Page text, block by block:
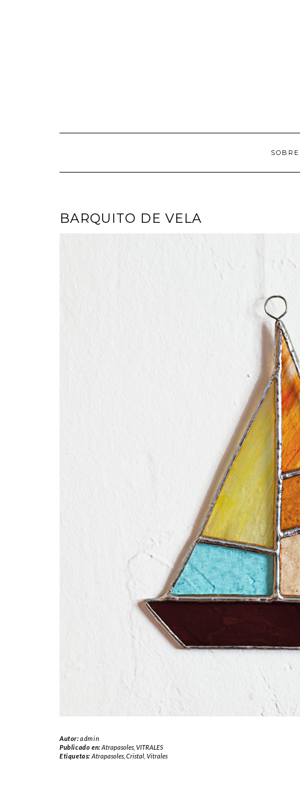
BARQUITO DE VELA
Autor:admin
Publicado en:Atrapasoles ,VITRALES
Etiquetas: Atrapasoles, Cristal, Vitrales